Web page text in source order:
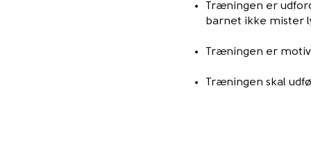
Træningen er
barnet ikke mister
Træningen er
Træningen skal